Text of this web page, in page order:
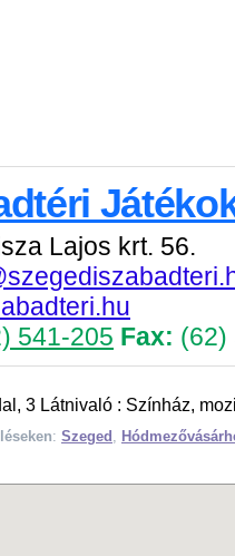
Lajos krt. 56.
541-205 Fax: (62)
3 Látnivaló : Színház,
: Szeged ,